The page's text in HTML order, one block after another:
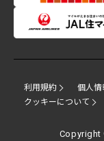
利用規約 個人情
クッキーについて
Copyright